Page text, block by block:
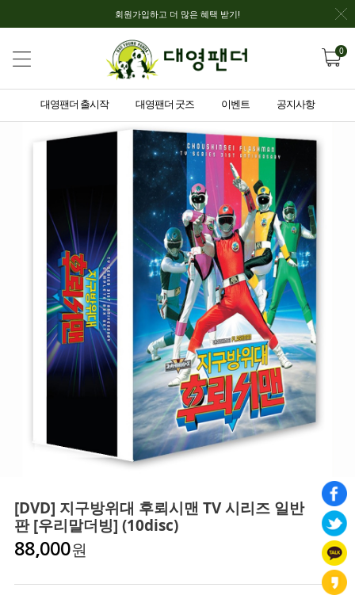
회원가입하고 더 많은 혜택 받기!
0
대영팬더 출시작 대영팬더 굿즈 이벤트 공지사항
[DVD] 지구방위대 후뢰시맨 TV 시리즈 일반
판 [우리말더빙] (10disc)
88,000원